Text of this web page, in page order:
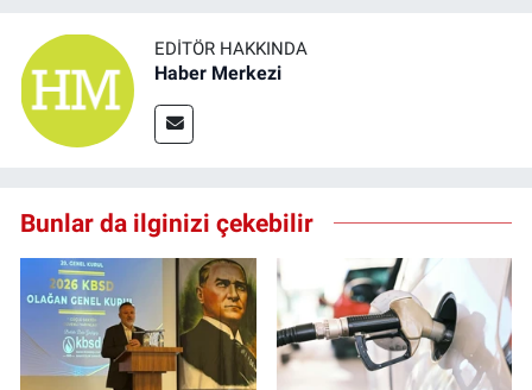
EDITÖR HAKKINDA
Haber Merkezi
Bunlar da ilginizi çekebilir